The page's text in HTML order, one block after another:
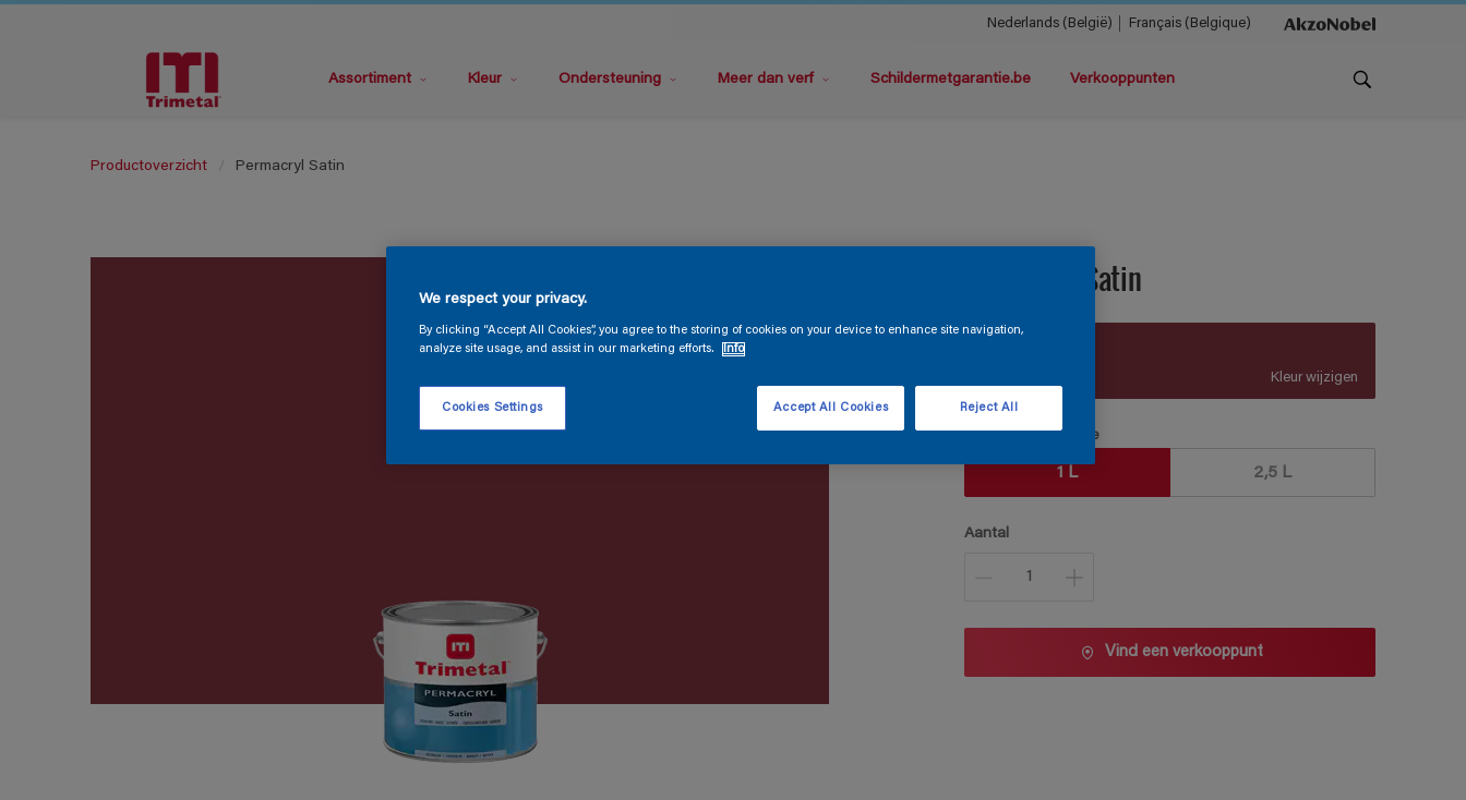
Nederlands (België) Français (Belgique)
Assortiment Kleur Ondersteuning Meer dan verf Schildermetgarantie.be Verkooppunten
Productoverzicht Permacryl Satin
Permacryl Satin
Kleur wijzigen
Verpakkingsgrootte
1 L 2,5 L
Aantal
Vind een verkooppunt
We respect your privacy.
By clicking “Accept All Cookies”, you agree to the storing of cookies on your device to enhance site navigation,
analyze site usage, and assist in our marketing efforts.
Info
Cookies Settings Reject All
Accept All Cookies